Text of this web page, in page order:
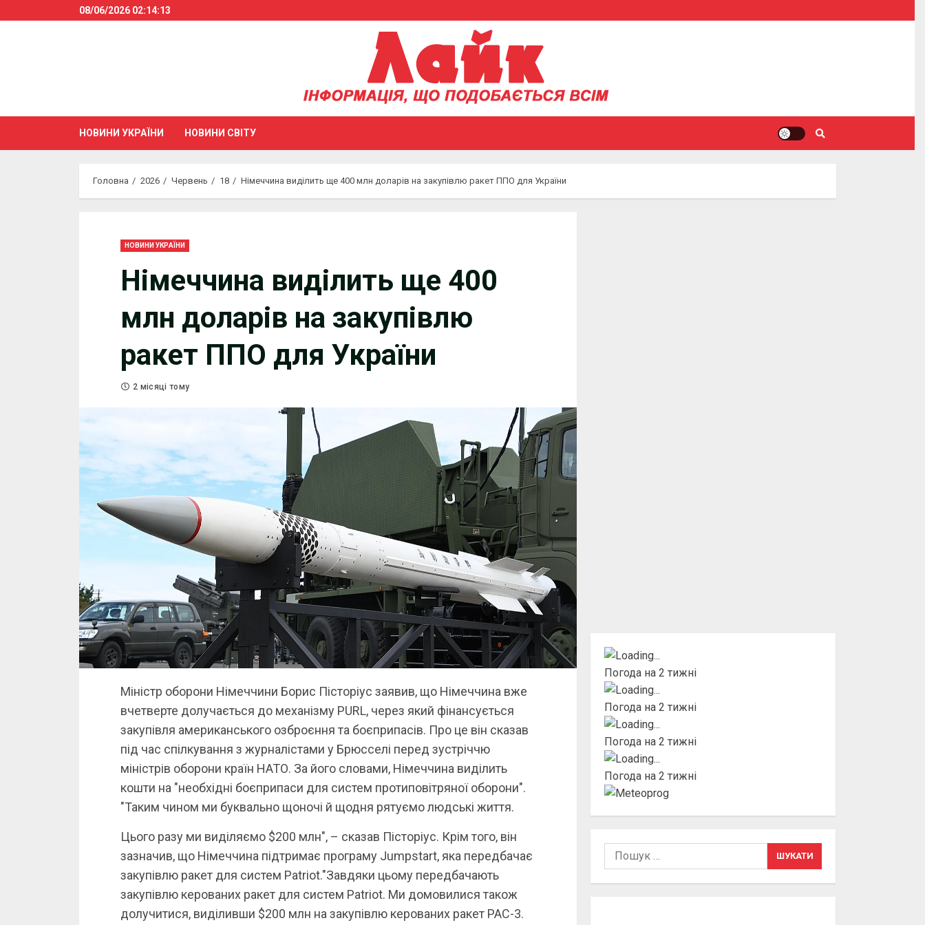
to
08/06/2026 02:14:13
НОВИНИ УКРАЇНИ НОВИНИ СВІТУ
Головна 2026 Червень 18 Німеччина виділить ще 400 млн доларів на закупівлю ракет ППО для України
НОВИНИ УКРАЇНИ
Німеччина виділить ще 400
млн доларів на закупівлю
ракет ППО для України
2 місяці тому
Міністр оборони Німеччини Борис Пісторіус заявив, що Німеччина вже
вчетверте долучається до механізму PURL, через який фінансується
закупівля американського озброєння та боєприпасів. Про це він сказав
під час спілкування з журналістами у Брюсселі перед зустріччю
міністрів оборони країн НАТО. За його словами, Німеччина виділить
кошти на "необхідні боєприпаси для систем протиповітряної оборони".
"Таким чином ми буквально щоночі й щодня рятуємо людські життя.
Цього разу ми виділяємо $200 млн", – сказав Пісторіус. Крім того, він
зазначив, що Німеччина підтримає програму Jumpstart, яка передбачає
закупівлю ракет для систем Patriot."Завдяки цьому передбачають
закупівлю керованих ракет для систем Patriot. Ми домовилися також
долучитися, виділивши $200 млн на закупівлю керованих ракет PAC-3.
Погода на 2 тижні
Погода на 2 тижні
Погода на 2 тижні
Погода на 2 тижні
Пошук: